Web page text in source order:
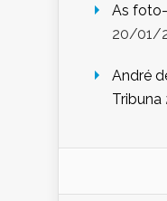
As
20/01/
André
Tribuna